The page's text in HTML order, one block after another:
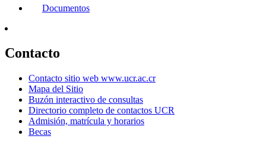
Documentos
Contacto
Contacto sitio web www.ucr.ac.cr
Mapa del Sitio
Buzón interactivo de consultas
Directorio completo de contactos UCR
Admisión, matrícula y horarios
Becas